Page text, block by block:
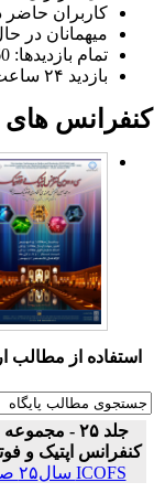
کاربران حاضر در
میهمانان در حال
تمام بازدید‌ها: 28662460 بازدید
بازدید ۲۴ ساعت گذشته: 30209 بازدید
های
استفاده از مطالب
جلد ۲۵ -
کنفرانس اپتیک و
ICOFS سال۲۵ صفحات ۷۲۴-۷۲۱